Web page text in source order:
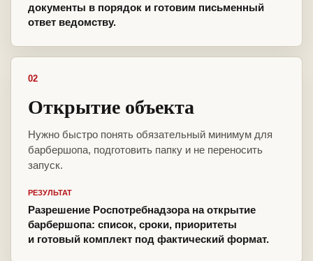
документы в порядок и готовим письменный
ответ ведомству.
02
Открытие объекта
Нужно быстро понять обязательный минимум для
барбершопа, подготовить папку и не переносить
запуск.
РЕЗУЛЬТАТ
Разрешение Роспотребнадзора на открытие
барбершопа: список, сроки, приоритеты
и готовый комплект под фактический формат.